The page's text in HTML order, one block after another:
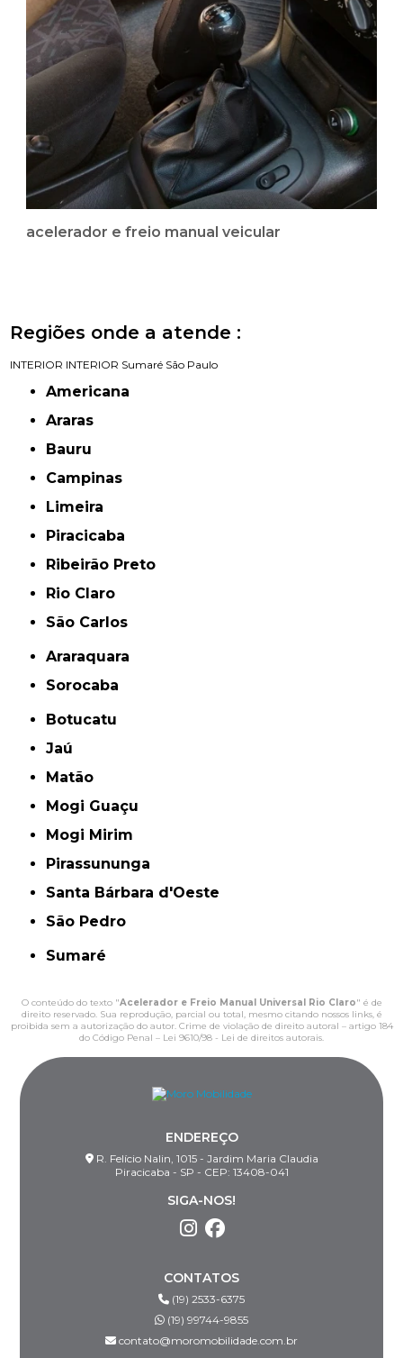
acelerador e freio manual veicular
Regiões onde a atende :
INTERIOR INTERIOR Sumaré São Paulo
Americana
Araras
Bauru
Campinas
Limeira
Piracicaba
Ribeirão Preto
Rio Claro
São Carlos
Araraquara
Sorocaba
Botucatu
Jaú
Matão
Mogi Guaçu
Mogi Mirim
Pirassununga
Santa Bárbara d'Oeste
São Pedro
Sumaré
O conteúdo do texto "Acelerador e Freio Manual Universal Rio Claro" é de
direito reservado. Sua reprodução, parcial ou total, mesmo citando nossos links, é
proibida sem a autorização do autor. Crime de violação de direito autoral – artigo 184
do Código Penal – Lei 9610/98 - Lei de direitos autorais.
ENDEREÇO
R. Felício Nalin, 1015 - Jardim Maria Claudia
Piracicaba - SP - CEP: 13408-041
SIGA-NOS!
CONTATOS
(19) 2533-6375
(19) 99744-9855
contato@moromobilidade.com.br